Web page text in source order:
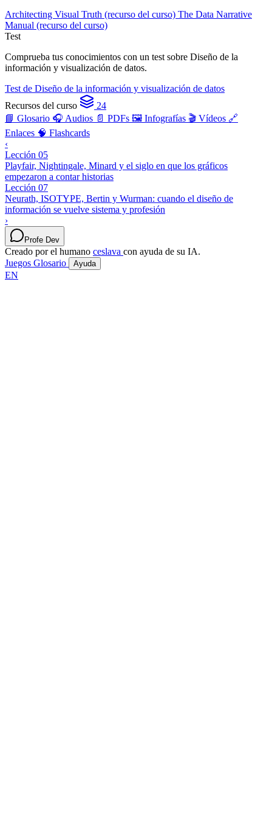
Architecting Visual Truth (recurso del curso) The Data Narrative
Manual (recurso del curso)
Test
Comprueba tus conocimientos con un test sobre Diseño de la
información y visualización de datos.
Test de Diseño de la información y visualización de datos
Recursos del curso
24
📘 Glosario 🎧 Audios 📄 PDFs 🖼️ Infografías 🎬 Vídeos 🔗
Enlaces 🧠 Flashcards
‹
Lección 05
Playfair, Nightingale, Minard y el siglo en que los gráficos
empezaron a contar historias
Lección 07
Neurath, ISOTYPE, Bertin y Wurman: cuando el diseño de
información se vuelve sistema y profesión
›
Profe Dev
Creado por el humano ceslava con ayuda de su IA.
Juegos Glosario Ayuda
EN